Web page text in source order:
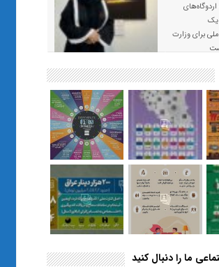
یک
برای وزارت
«صبر و اعتماد؛ روایت معلمی که
نسل Z را از بی‌هدفی به خودباوری
رساند / از یک کلاس ساده در قم تا
حضور مشترک معلم و هنرجویان
در مهم‌ترین گالری قرآنی هوش
مصنوعی تهران
ما را دنبال کنید